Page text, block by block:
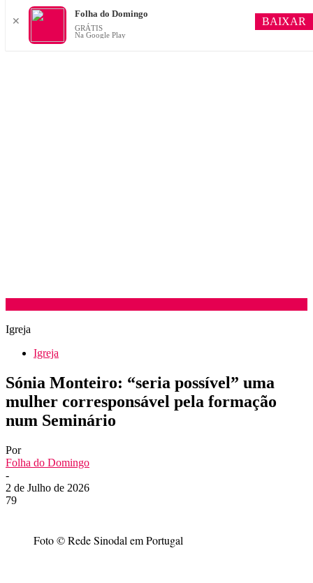
Igreja
Igreja
Sónia Monteiro: “seria possível” uma
mulher corresponsável pela formação
num Seminário
Por
Folha do Domingo
-
2 de Julho de 2026
79
Foto © Rede Sinodal em Portugal
✕
Folha do Domingo
GRÁTIS
Na Google Play
BAIXAR